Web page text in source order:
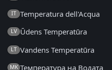
IT Temperatura dell'Acqua
LV Ūdens Temperatūra
LT Vandens Temperatūra
MK Температура на Водата